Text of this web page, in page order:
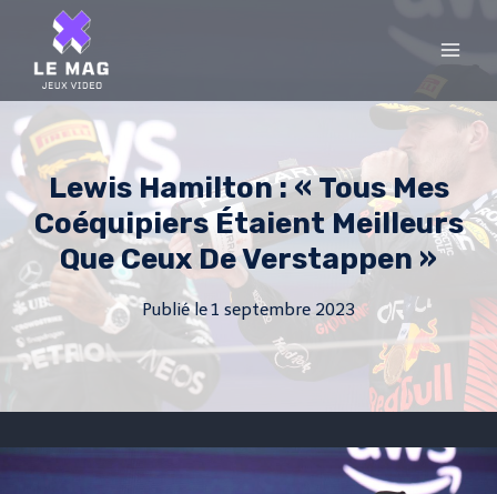
content
Lewis Hamilton : « Tous Mes
Coéquipiers Étaient Meilleurs
Que Ceux De Verstappen »
Publié le1 septembre 2023